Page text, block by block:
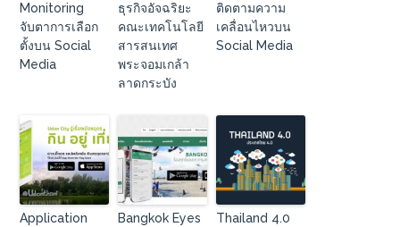
Monitoring
จับตาการเลือก
ตั้งบน Social
Media
ธุรกิจอัจฉริยะ
คณะเทคโนโลยี
สารสนเทศ
พระจอมเกล้า
ลาดกระบัง
ติดตามความ
เคลื่อนไหวบน
Social Media
Application
Bangkok Eyes
Thailand 4.0